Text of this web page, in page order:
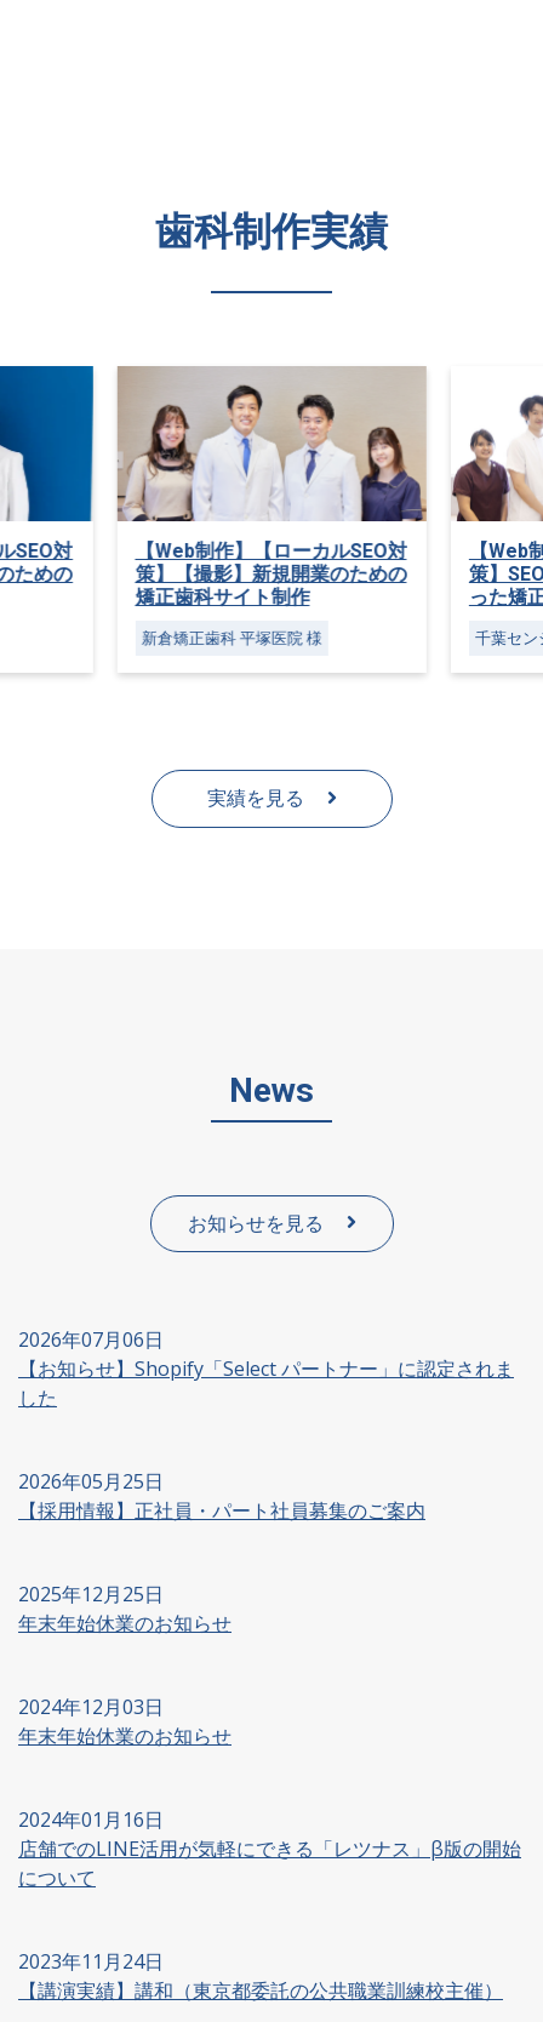
歯科制作実績
SEO対
ための
【Web制作】【ローカルSEO対
策】SEO集客に徹底してこだわ
った矯正歯科サイト制作
千葉センシティ矯正歯科 様
【
策】激
た矯正
PONO
実績を見る
News
お知らせを見る
2026年07月06日
【お知らせ】Shopify「Select パートナー」に認定されま
した
2026年05月25日
【採用情報】正社員・パート社員募集のご案内
2025年12月25日
年末年始休業のお知らせ
2024年12月03日
年末年始休業のお知らせ
2024年01月16日
店舗でのLINE活用が気軽にできる「レツナス」β版の開始
について
2023年11月24日
【講演実績】講和（東京都委託の公共職業訓練校主催）